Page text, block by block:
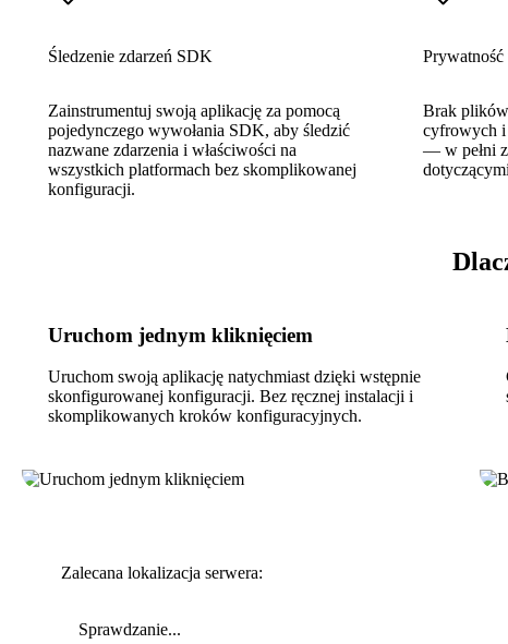
Śledzenie zdarzeń SDK
Zainstrumentuj swoją aplikację za pomocą
pojedynczego wywołania SDK, aby śledzić
nazwane zdarzenia i właściwości na
wszystkich platformach bez skomplikowanej
konfiguracji.
Brak
cyfrowych i
— w pełni
Uruchom jednym kliknięciem
Uruchom swoją aplikację natychmiast dzięki wstępnie
skonfigurowanej konfiguracji. Bez ręcznej instalacji i
skomplikowanych kroków konfiguracyjnych.
Zalecana lokalizacja serwera:
Sprawdzanie...